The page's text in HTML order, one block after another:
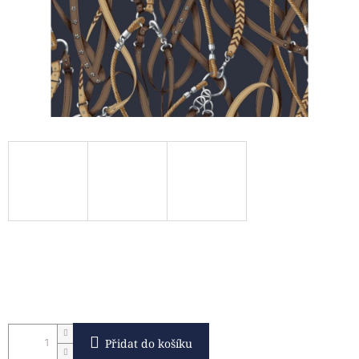
Přidat do košíku